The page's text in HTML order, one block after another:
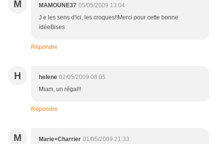
M MAMOUNE37 05/05/2009 13:04
J e les sens d'ici, les croques!!Merci pour cette bonne
idéeBises
Répondre
H helene 02/05/2009 08:05
Miam, un régal!!
Répondre
M Marie+Charrier 01/05/2009 21:33